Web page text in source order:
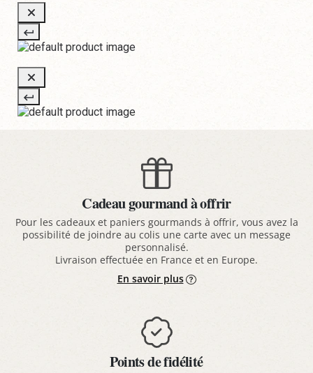
Cadeau gourmand à offrir
Pour les cadeaux et paniers gourmands à offrir, vous avez la
possibilité de joindre au colis une carte avec un message
personnalisé.
Livraison effectuée en France et en Europe.
En savoir plus
Points de fidélité